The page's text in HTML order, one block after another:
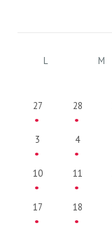
L M
27 28
3 4
10 11
17 18